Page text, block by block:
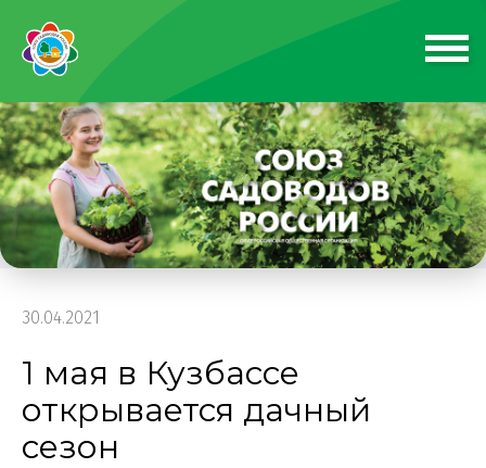
30.04.2021
1 мая в Кузбассе
открывается дачный
сезон